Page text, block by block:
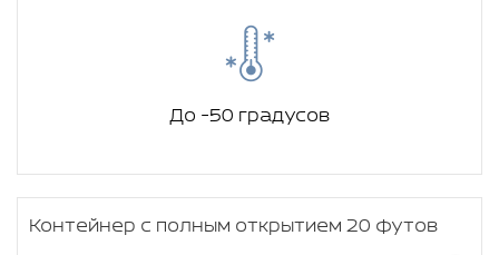
До -50 градусов
Контейнер с полным открытием 20 футов